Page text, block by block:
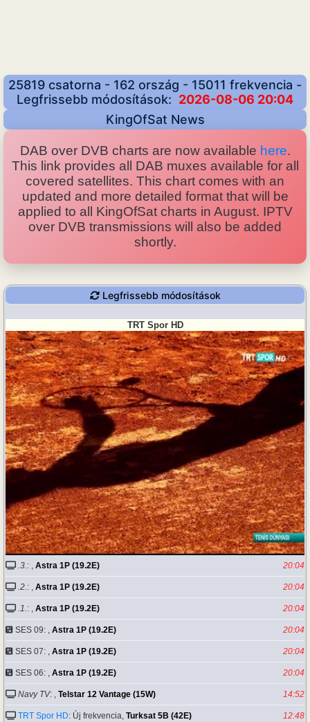
25819 csatorna - 162 ország - 15011 frekvencia -
Legfrissebb módosítások: 2026-08-06 20:04
KingOfSat News
DAB over DVB charts are now available here.
This link provides all DAB muxes available for all
covered satellites. This chart comes with an
updated and more detailed format that will be
applied to all KingOfSat charts in August. IPTV
over DVB transmissions will also be added
shortly.
Legfrissebb módosítások
TRT Spor HD
.3.: , Astra 1P (19.2E) 20:04
.2.: , Astra 1P (19.2E) 20:04
.1.: , Astra 1P (19.2E) 20:04
SES 09: , Astra 1P (19.2E) 20:04
SES 07: , Astra 1P (19.2E) 20:04
SES 06: , Astra 1P (19.2E) 20:04
Navy TV: , Telstar 12 Vantage (15W) 14:52
TRT Spor HD: Új frekvencia, Turksat 5B (42E) 12:48